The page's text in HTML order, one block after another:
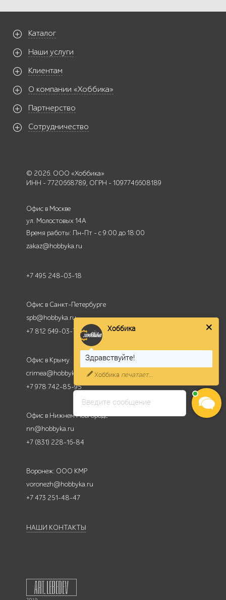
Каталог
Наши услуги
Клиентам
О компании «Хоббика»
Партнерство
Сотрудничество
© 2026. ООО «Хоббика»
ИНН - 7720668789, ОГРН - 1097746608189
Офис в Москве
ул. Молостовых 14А
Время работы: Пн-Пт - с 9:00 до 18:00
zakaz@hobbyka.ru
+7 495 248-03-18
Офис в Санкт-Петербурге
spb@hobbyka.ru
+7 812 649-03-73
Офис в Крыму
crimea@hobbyka.ru
+7 978 742-85-95
Офис в Нижнем Новгороде
nn@hobbyka.ru
+7 (831) 228-16-84
Воронеж: ООО КМР
voronezh@hobbyka.ru
+7 473 251-48-47
НАШИ КОНТАКТЫ
Введите сообщение
Хоббика
Здравствуйте!
Хоббика печатает...